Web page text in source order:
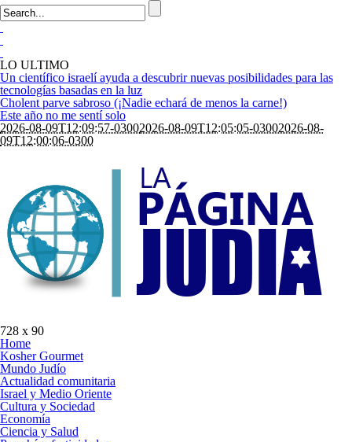
LO ULTIMO
Un científico israelí ayuda a descubrir nuevas posibilidades para las
tecnologías basadas en la luz
Cholent parve sabroso (¡Nadie echará de menos la carne!)
Este año no me sentí solo
2026-08-09T12:09:57-03002026-08-09T12:05:05-03002026-08-
09T12:00:06-0300
728 x 90
Home
Kosher Gourmet
Mundo Judío
Actualidad comunitaria
Israel y Medio Oriente
Cultura y Sociedad
Economía
Ciencia y Salud